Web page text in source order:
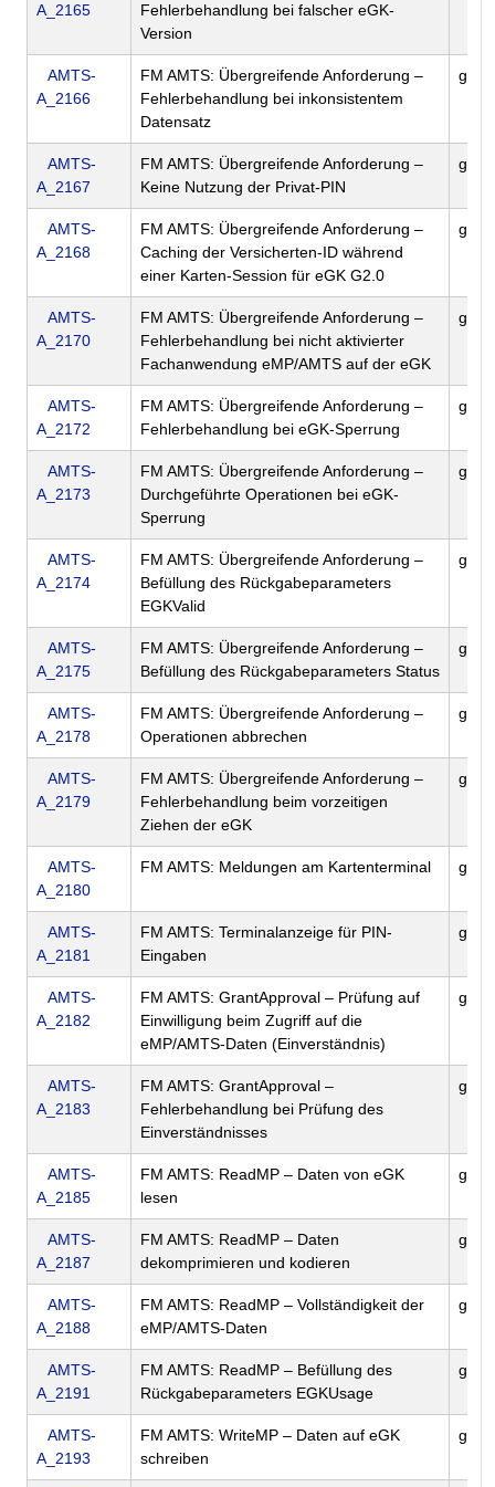
A_2165
Fehlerbehandlung bei falscher eGK-
Version
AMTS-
A_2166
FM AMTS: Übergreifende Anforderung –
Fehlerbehandlung bei inkonsistentem
Datensatz
AMTS-
A_2167
FM AMTS: Übergreifende Anforderung –
Keine Nutzung der Privat-PIN
AMTS-
A_2168
FM AMTS: Übergreifende Anforderung –
Caching der Versicherten-ID während
einer Karten-Session für eGK G2.0
AMTS-
A_2170
FM AMTS: Übergreifende Anforderung –
Fehlerbehandlung bei nicht aktivierter
Fachanwendung eMP/AMTS auf der eGK
AMTS-
A_2172
FM AMTS: Übergreifende Anforderung –
Fehlerbehandlung bei eGK-Sperrung
AMTS-
A_2173
FM AMTS: Übergreifende Anforderung –
Durchgeführte Operationen bei eGK-
Sperrung
AMTS-
A_2174
FM AMTS: Übergreifende Anforderung –
Befüllung des Rückgabeparameters
EGKValid
AMTS-
A_2175
FM AMTS: Übergreifende Anforderung –
Befüllung des Rückgabeparameters Status
AMTS-
A_2178
FM AMTS: Übergreifende Anforderung –
Operationen abbrechen
AMTS-
A_2179
FM AMTS: Übergreifende Anforderung –
Fehlerbehandlung beim vorzeitigen
Ziehen der eGK
AMTS-
A_2180
FM AMTS: Meldungen am Kartenterminal
AMTS-
A_2181
FM AMTS: Terminalanzeige für PIN-
Eingaben
AMTS-
A_2182
FM AMTS: GrantApproval – Prüfung auf
Einwilligung beim Zugriff auf die
eMP/AMTS-Daten (Einverständnis)
AMTS-
A_2183
FM AMTS: GrantApproval –
Fehlerbehandlung bei Prüfung des
Einverständnisses
AMTS-
A_2185
FM AMTS: ReadMP – Daten von eGK
lesen
AMTS-
A_2187
FM AMTS: ReadMP – Daten
dekomprimieren und kodieren
AMTS-
A_2188
FM AMTS: ReadMP – Vollständigkeit der
eMP/AMTS-Daten
AMTS-
A_2191
FM AMTS: ReadMP – Befüllung des
Rückgabeparameters EGKUsage
AMTS-
A_2193
FM AMTS: WriteMP – Daten auf eGK
schreiben